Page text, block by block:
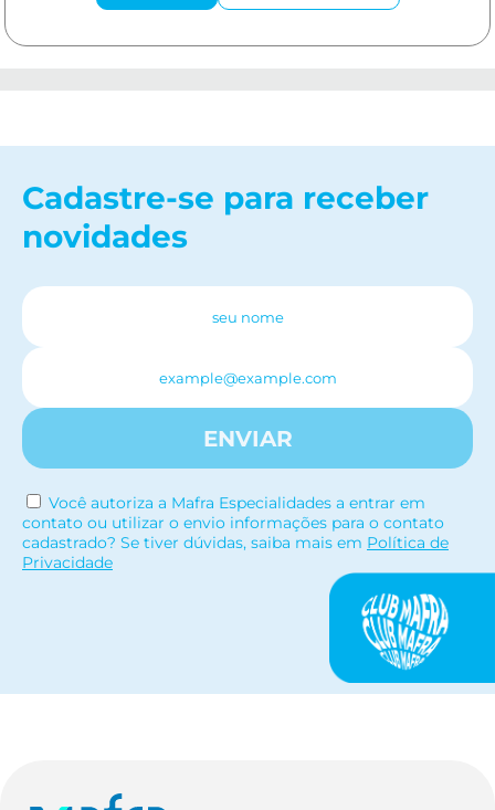
Cadastre-se para receber
novidades
ENVIAR
Você autoriza a Mafra Especialidades a entrar em
contato ou utilizar o envio informações para o contato
cadastrado? Se tiver dúvidas, saiba mais em Política de
Privacidade